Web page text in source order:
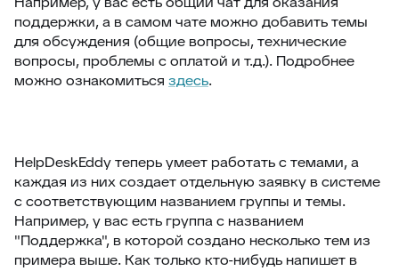
поддержки, а в самом чате можно добавить темы
для обсуждения (общие вопросы, технические
вопросы, проблемы с оплатой и т.д.). Подробнее
можно ознакомиться здесь.
HelpDeskEddy теперь умеет работать с темами, а
каждая из них создает отдельную заявку в системе
c соответствующим названием группы и темы.
Например, у вас есть группа с названием
"Поддержка", в которой создано несколько тем из
примера выше. Как только кто-нибудь напишет в